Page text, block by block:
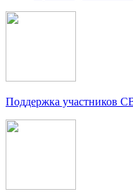
Поддержка участников